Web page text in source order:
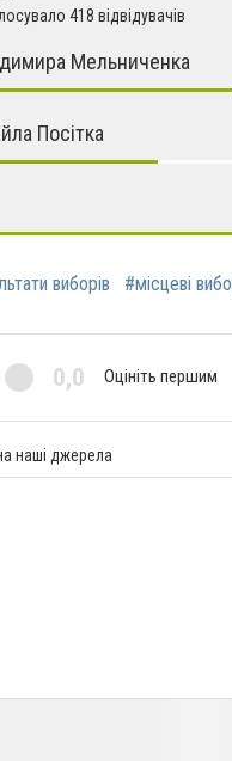
418 відвідувачів
Мельниченка
Посітка
виборів #місцеві
0,0 Оцініть першим
наші джерела